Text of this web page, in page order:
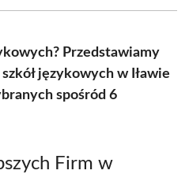
Przedstawiamy
językowych w Iławie
spośród 6
Firm w